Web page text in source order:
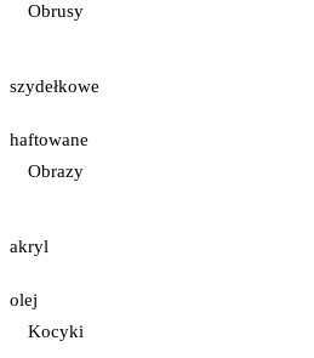
Obrusy
szydełkowe
haftowane
Obrazy
akryl
olej
Kocyki